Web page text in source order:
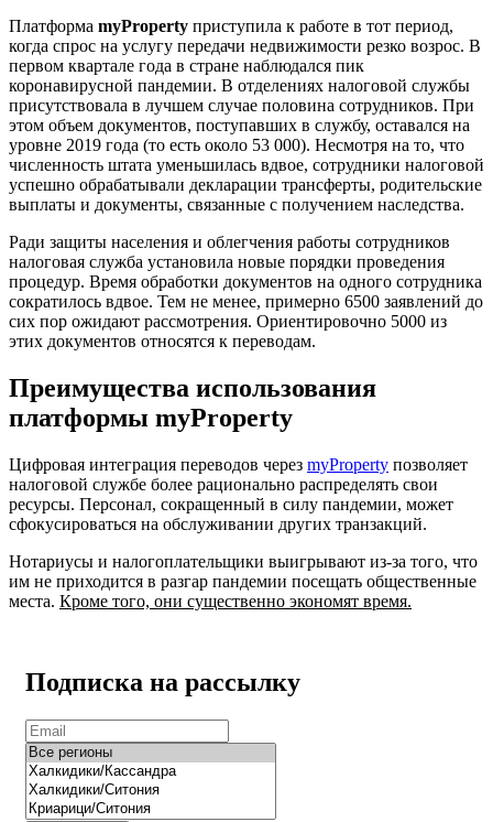
Платформа myProperty приступила к работе в тот период,
когда спрос на услугу передачи недвижимости резко возрос. В
первом квартале года в стране наблюдался пик
коронавирусной пандемии. В отделениях налоговой службы
присутствовала в лучшем случае половина сотрудников. При
этом объем документов, поступавших в службу, оставался на
уровне 2019 года (то есть около 53 000). Несмотря на то, что
численность штата уменьшилась вдвое, сотрудники налоговой
успешно обрабатывали декларации трансферты, родительские
выплаты и документы, связанные с получением наследства.
Ради защиты населения и облегчения работы сотрудников
налоговая служба установила новые порядки проведения
процедур. Время обработки документов на одного сотрудника
сократилось вдвое. Тем не менее, примерно 6500 заявлений до
сих пор ожидают рассмотрения. Ориентировочно 5000 из
этих документов относятся к переводам.
Преимущества использования
платформы myProperty
Цифровая интеграция переводов через myProperty позволяет
налоговой службе более рационально распределять свои
ресурсы. Персонал, сокращенный в силу пандемии, может
сфокусироваться на обслуживании других транзакций.
Нотариусы и налогоплательщики выигрывают из-за того, что
им не приходится в разгар пандемии посещать общественные
места. Кроме того, они существенно экономят время.
Подписка на рассылку